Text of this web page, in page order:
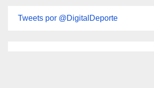
Tweets por @DigitalDeporte